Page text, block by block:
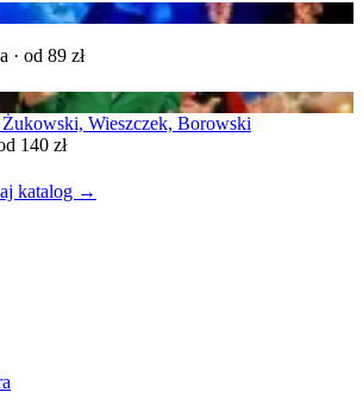
· od 89 zł
Wieszczek, Borowski
140 zł
katalog →